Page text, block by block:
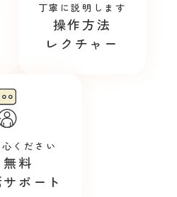
丁寧に説明します
操作方法
レクチャー
ください
無料
ポート